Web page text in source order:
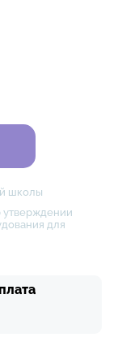
школы
утверждении
для